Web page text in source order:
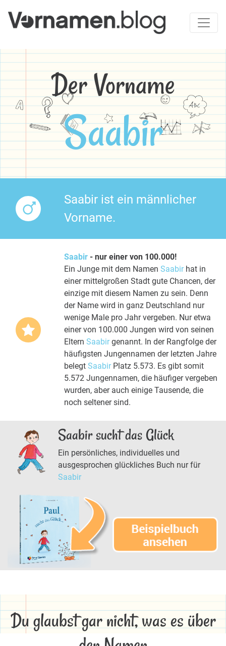
Der Vorname
Saabir
Saabir ist ein männlicher
Vorname.
Saabir - nur einer von 100.000!
Ein Junge mit dem Namen Saabirhat in
einer mittelgroßen Stadt gute Chancen, der
einzige mit diesem Namen zu sein. Denn
der Name wird in ganz Deutschland nur
wenige Male pro Jahr vergeben. Nur etwa
einer von 100.000 Jungen wird von seinen
Eltern Saabirgenannt. In der Rangfolge der
häufigsten Jungennamen der letzten Jahre
belegt SaabirPlatz 5.573. Es gibt somit
5.572 Jungennamen, die häufiger vergeben
wurden, aber auch einige Tausende, die
noch seltener sind.
Saabir sucht das Glück
Ein persönliches, individuelles und
ausgesprochen glückliches Buch nur für
Saabir
Du glaubst gar nicht, was es über